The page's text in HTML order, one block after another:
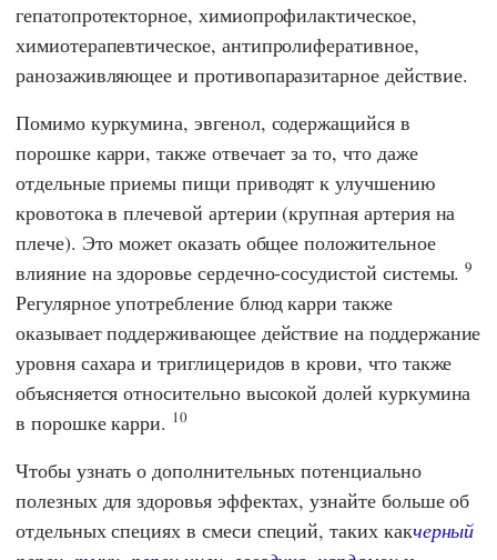
гепатопротекторное, химиопрофилактическое,
химиотерапевтическое, антипролиферативное,
ранозаживляющее и противопаразитарное действие.
Помимо куркумина, эвгенол, содержащийся в
порошке карри, также отвечает за то, что даже
отдельные приемы пищи приводят к улучшению
кровотока в плечевой артерии (крупная артерия на
плече). Это может оказать общее положительное
влияние на здоровье сердечно-сосудистой системы.9
Регулярное употребление блюд карри также
оказывает поддерживающее действие на поддержание
уровня сахара и триглицеридов в крови, что также
объясняется относительно высокой долей куркумина
в порошке карри. 10
Чтобы узнать о дополнительных потенциально
полезных для здоровья эффектах, узнайте больше об
отдельных специях в смеси специй, таких какчерный